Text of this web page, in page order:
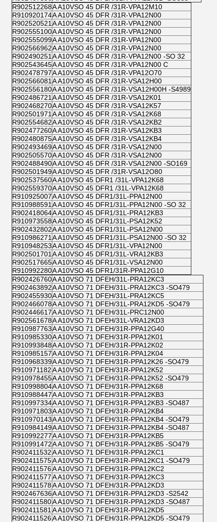
R902512268A A10VSO 45 DFR /31R-VPA12M10
R910920174A A10VSO 45 DFR /31R-VPA12N00
R902520521 A A10VSO 45 DFR /31R-VPA12N00
R902555100A A10VSO 45 DFR /31R-VPA12N00
R902555099A A10VSO 45 DFR /31R-VPA12N00
R902566962A A10VSO 45 DFR /31R-VPA12N00
R902490251 A A10VSO 45 DFR /31R-VPA12N00 -SO 32
R902543645A A10VSO 45 DFR /31R-VPA12N00 C
R902478797A A10VSO 45 DFR /31R-VPA12O70
R902566081 A A10VSO 45 DFR /31R-VSA12H00
R902556180A A10VSO 45 DFR /31R-VSA12H00H -S4989
R902486721 A A10VSO 45 DFR /31R-VSA12K01
R902468270A A10VSO 45 DFR /31R-VSA12K57
R902501971 A A10VSO 45 DFR /31R-VSA12K68
R902554682A A10VSO 45 DFR /31R-VSA12KB2
R902477260A A10VSO 45 DFR /31R-VSA12KB3
R902480875A A10VSO 45 DFR /31R-VSA12KB4
R902493469A A10VSO 45 DFR /31R-VSA12N00
R902505570A A10VSO 45 DFR /31R-VSA12N00
R902488490A A10VSO 45 DFR /31R-VSA12N00 -SO169
R902501949A A10VSO 45 DFR /31R-VSA12O80
R902537560A A10VSO 45 DFR1 /31L-VPA12K68
R902559370A A10VSO 45 DFR1 /31L-VPA12K68
R910925007A A10VSO 45 DFR1/31L-PPA12N00
R910988591 A A10VSO 45 DFR1/31L-PPA12N00 -SO 32
R902418064A A10VSO 45 DFR1/31L-PRA12KB3
R910973558A A10VSO 45 DFR1/31L-PSA12K52
R902432802A A10VSO 45 DFR1/31L-PSA12N00
R910986271 A A10VSO 45 DFR1/31L-PSA12N00 -SO 32
R910948253A A10VSO 45 DFR1/31L-VPA12N00
R902501701 A A10VSO 45 DFR1/31L-VRA12KB3
R902517665A A10VSO 45 DFR1/31L-VSA12N00
R910992280A A10VSO 45 DFR1/31R-PPA12G10
R902426760A A10VSO 71 DFEH/31L-PRA12KC3
R902463892A A10VSO 71 DFEH/31L-PRA12KC3 -SO479
R902455930A A10VSO 71 DFEH/31L-PRA12KC5
R902466078A A10VSO 71 DFEH/31L-PRA12KD5 -SO479
R902446617A A10VSO 71 DFEH/31L-PRC12N00
R902561678A A10VSO 71 DFEH/31L-VRA12KD3
R910987763A A10VSO 71 DFEH/31R-PPA12G40
R910985330A A10VSO 71 DFEH/31R-PPA12K01
R910993848A A10VSO 71 DFEH/31R-PPA12K02
R910985157A A10VSO 71 DFEH/31R-PPA12K04
R910968339A A10VSO 71 DFEH/31R-PPA12K26 -SO479
R910971182A A10VSO 71 DFEH/31R-PPA12K52
R910978455A A10VSO 71 DFEH/31R-PPA12K52 -SO479
R910998804A A10VSO 71 DFEH/31R-PPA12K68
R910988447A A10VSO 71 DFEH/31R-PPA12KB3
R910997334A A10VSO 71 DFEH/31R-PPA12KB3 -SO487
R910971803A A10VSO 71 DFEH/31R-PPA12KB4
R910970143A A10VSO 71 DFEH/31R-PPA12KB4 -SO479
R910984149A A10VSO 71 DFEH/31R-PPA12KB4 -SO487
R910992277A A10VSO 71 DFEH/31R-PPA12KB5
R910991472A A10VSO 71 DFEH/31R-PPA12KB5 -SO479
R902411532A A10VSO 71 DFEH/31R-PPA12KC1
R902411575A A10VSO 71 DFEH/31R-PPA12KC1 -SO479
R902411576A A10VSO 71 DFEH/31R-PPA12KC2
R902411577A A10VSO 71 DFEH/31R-PPA12KC3
R902411578A A10VSO 71 DFEH/31R-PPA12KD3
R902467636A A10VSO 71 DFEH/31R-PPA12KD3 -S2542
R902411580A A10VSO 71 DFEH/31R-PPA12KD3 -SO487
R902411581 A A10VSO 71 DFEH/31R-PPA12KD5
R902411526A A10VSO 71 DFEH/31R-PPA12KD5 -SO479